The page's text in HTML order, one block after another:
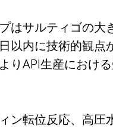
はサルティゴの大
以内に技術的観点
りAPI生産におけ
ン転位反応、高圧